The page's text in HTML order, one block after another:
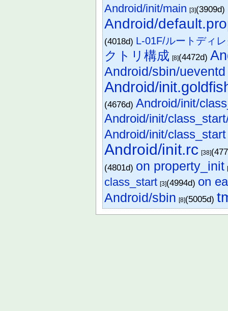
Android/init/main [3](3909d)
Android/
(4018d) L-01F/ルートディ
クトリ構成 [8](4472d)
Android/sbin/ueventd
Android/
(4676d)Android/init/
Android/init/
Android/init/class_start
Android/init.rc [38]
(4801d) on property_init
class_start [3](4994d) on
Android/sbin [8](5005d)